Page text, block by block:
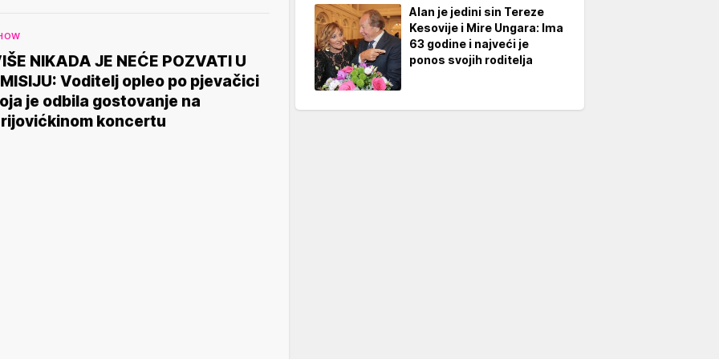
NIKADA JE NEĆE POZVATI U
Voditelj opleo po pjevačici
je odbila gostovanje na
koncertu
Alan je jedini sin Tereze
Kesovije i Mire Ungara: Ima
63 godine i najveći je
ponos svojih roditelja